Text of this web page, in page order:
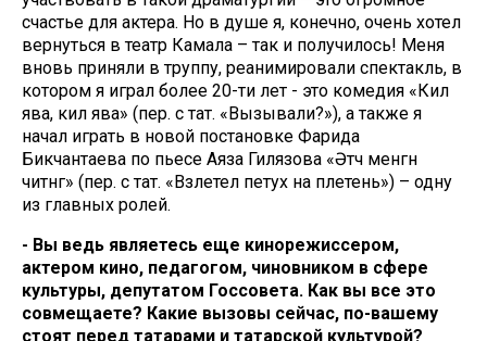
счастье для актера. Но в душе я, конечно, очень хотел
вернуться в театр Камала – так и получилось! Меня
вновь приняли в труппу, реанимировали спектакль, в
котором я играл более 20-ти лет - это комедия «Килә
ява, килә ява» (пер. с тат. «Вызывали?»), а также я
начал играть в новой постановке Фарида
Бикчантаева по пьесе Аяза Гилязова «Әтәч менгән
читәнгә» (пер. с тат. «Взлетел петух на плетень») – одну
из главных ролей.
- Вы ведь являетесь еще кинорежиссером,
актером кино, педагогом, чиновником в сфере
культуры, депутатом Госсовета. Как вы все это
совмещаете? Какие вызовы сейчас, по-вашему
стоят перед татарами и татарской культурой?